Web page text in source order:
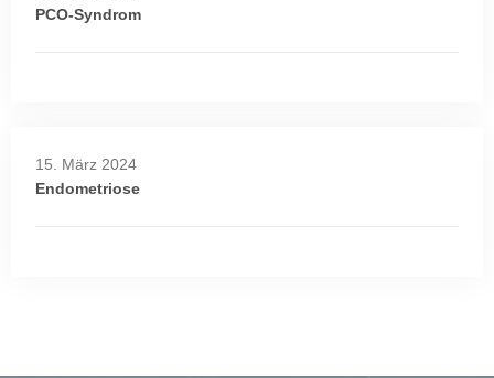
PCO-Syndrom
15. März 2024
Endometriose